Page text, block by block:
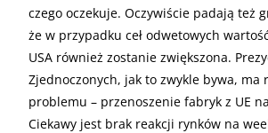
czego oczekuje. Oczywiście padają też
że w przypadku ceł odwetowych
USA również zostanie zwiększona.
Zjednoczonych, jak to zwykle bywa, ma
problemu – przenoszenie fabryk z UE
Ciekawy jest brak reakcji rynków na